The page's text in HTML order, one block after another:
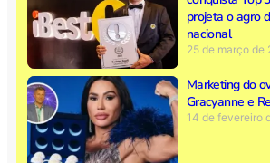
projeta o agro
nacional
25 de março de
Marketing do
Gracyanne e
14 de fevereiro